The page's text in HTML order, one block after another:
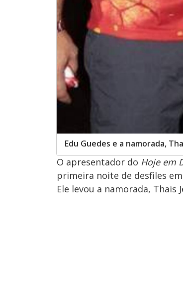
Edu Guedes e a namorada,
O apresentador do Hoje em
primeira noite de desfiles em
Ele levou a namorada,